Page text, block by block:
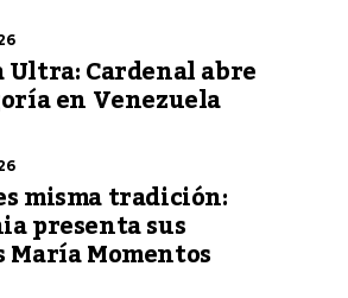
Ultra: Cardenal abre
en Venezuela
misma tradición:
presenta sus
María Momentos